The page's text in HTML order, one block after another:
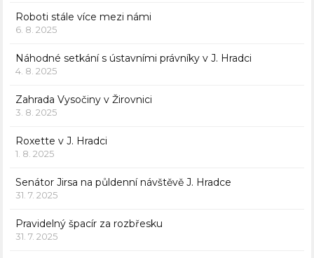
Roboti stále více mezi námi
6. 8. 2025
Náhodné setkání s ústavními právníky v J. Hradci
4. 8. 2025
Zahrada Vysočiny v Žirovnici
3. 8. 2025
Roxette v J. Hradci
1. 8. 2025
Senátor Jirsa na půldenní návštěvě J. Hradce
31. 7. 2025
Pravidelný špacír za rozbřesku
31. 7. 2025